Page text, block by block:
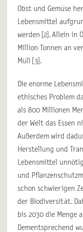
Obst und Gemüse
Lebensmittel
werden [2]. Allein in
Million Tonnen an
Müll [3].
Die enorme
ethisches Problem
als 800 Millionen
der Welt das Essen
Außerdem wird
Herstellung und
Lebensmittel
und
schon schwierigen
der Biodiversität.
bis 2030 die Menge
Dementsprechend